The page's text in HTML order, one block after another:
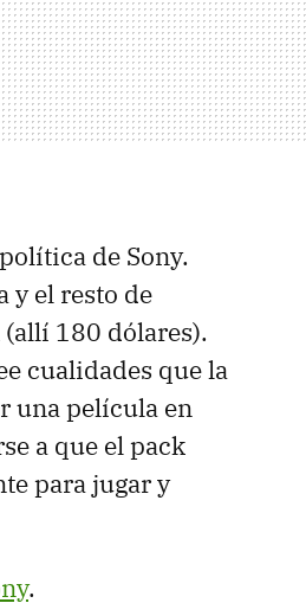
de Sony.
y el resto de
180 dólares).
cualidades que la
una película en
a que el pack
para jugar y
.